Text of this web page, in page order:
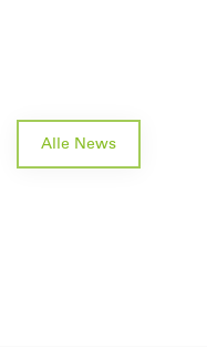
Alle News